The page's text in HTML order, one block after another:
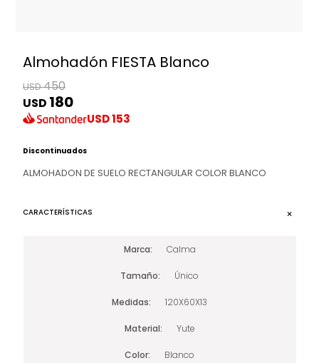
Almohadón FIESTA Blanco
USD450
USD 180
USD153
Discontinuados
ALMOHADON DE SUELO RECTANGULAR COLOR BLANCO
CARACTERÍSTICAS
Marca Calma
Tamaño Único
Medidas 120X60X13
Material Yute
Color Blanco